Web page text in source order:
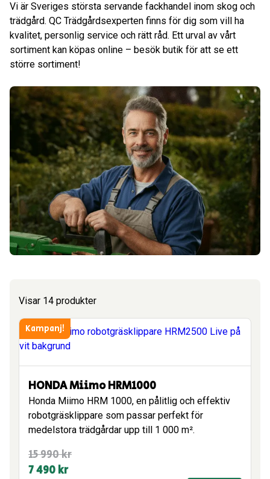
Vi är Sveriges största servande fackhandel inom skog och
trädgård. QC Trädgårdsexperten finns för dig som vill ha
kvalitet, personlig service och rätt råd. Ett urval av vårt
sortiment kan köpas online – besök butik för att se ett
större sortiment!
Visar 14 produkter
Kampanj!
HONDA Miimo HRM1000
Honda Miimo HRM 1000, en pålitlig och effektiv
robotgräsklippare som passar perfekt för
medelstora trädgårdar upp till 1 000 m².
15 990kr
Det
ursprungliga
7 490kr
Det
nuvarande